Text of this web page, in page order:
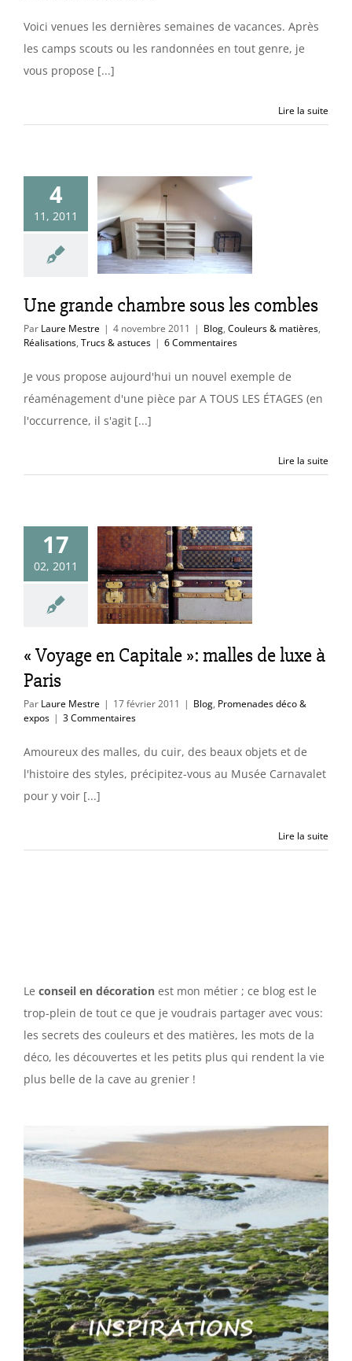
Voici venues les dernières semaines de vacances. Après
les camps scouts ou les randonnées en tout genre, je
vous propose [...]
Lire la suite
4
11, 2011
grande
sous les
& matières
astucesUne grande chambre sous les combles
Par Laure Mestre | 4 novembre 2011 | Blog, Couleurs & matières,
Réalisations, Trucs & astuces | 6 Commentaires
Je vous propose aujourd'hui un nouvel exemple de
réaménagement d'une pièce par A TOUS LES ÉTAGES (en
l'occurrence, il s'agit [...]
Lire la suite
17
02, 2011
en
»: malles
à Paris
« Voyage en Capitale »: malles de luxe à
Paris
Par Laure Mestre | 17 février 2011 | Blog, Promenades déco &
expos | 3 Commentaires
Amoureux des malles, du cuir, des beaux objets et de
l'histoire des styles, précipitez-vous au Musée Carnavalet
pour y voir [...]
Lire la suite
Le conseil en décoration est mon métier ; ce blog est le
trop-plein de tout ce que je voudrais partager avec vous:
les secrets des couleurs et des matières, les mots de la
déco, les découvertes et les petits plus qui rendent la vie
plus belle de la cave au grenier !